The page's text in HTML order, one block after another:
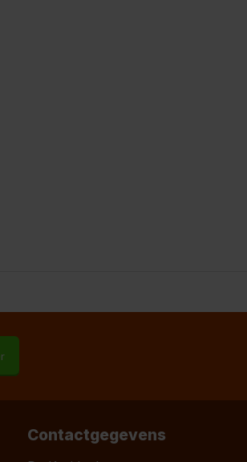
Contactgegevens